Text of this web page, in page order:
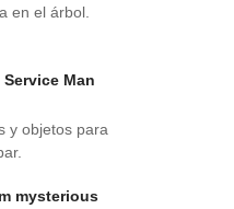
en el árbol.
Man
y objetos para
mysterious